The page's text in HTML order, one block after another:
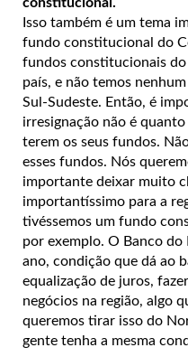
constitucional.
Isso também é um tema
fundo constitucional do
fundos constitucionais
país, e não temos
Sul-Sudeste. Então, é
irresignação não é
terem os seus fundos.
esses fundos. Nós
importante deixar muito
importantíssimo para a
tivéssemos um fundo
por exemplo. O Banco
ano, condição que dá ao
equalização de juros,
negócios na região, algo
queremos tirar isso do
gente tenha a mesma